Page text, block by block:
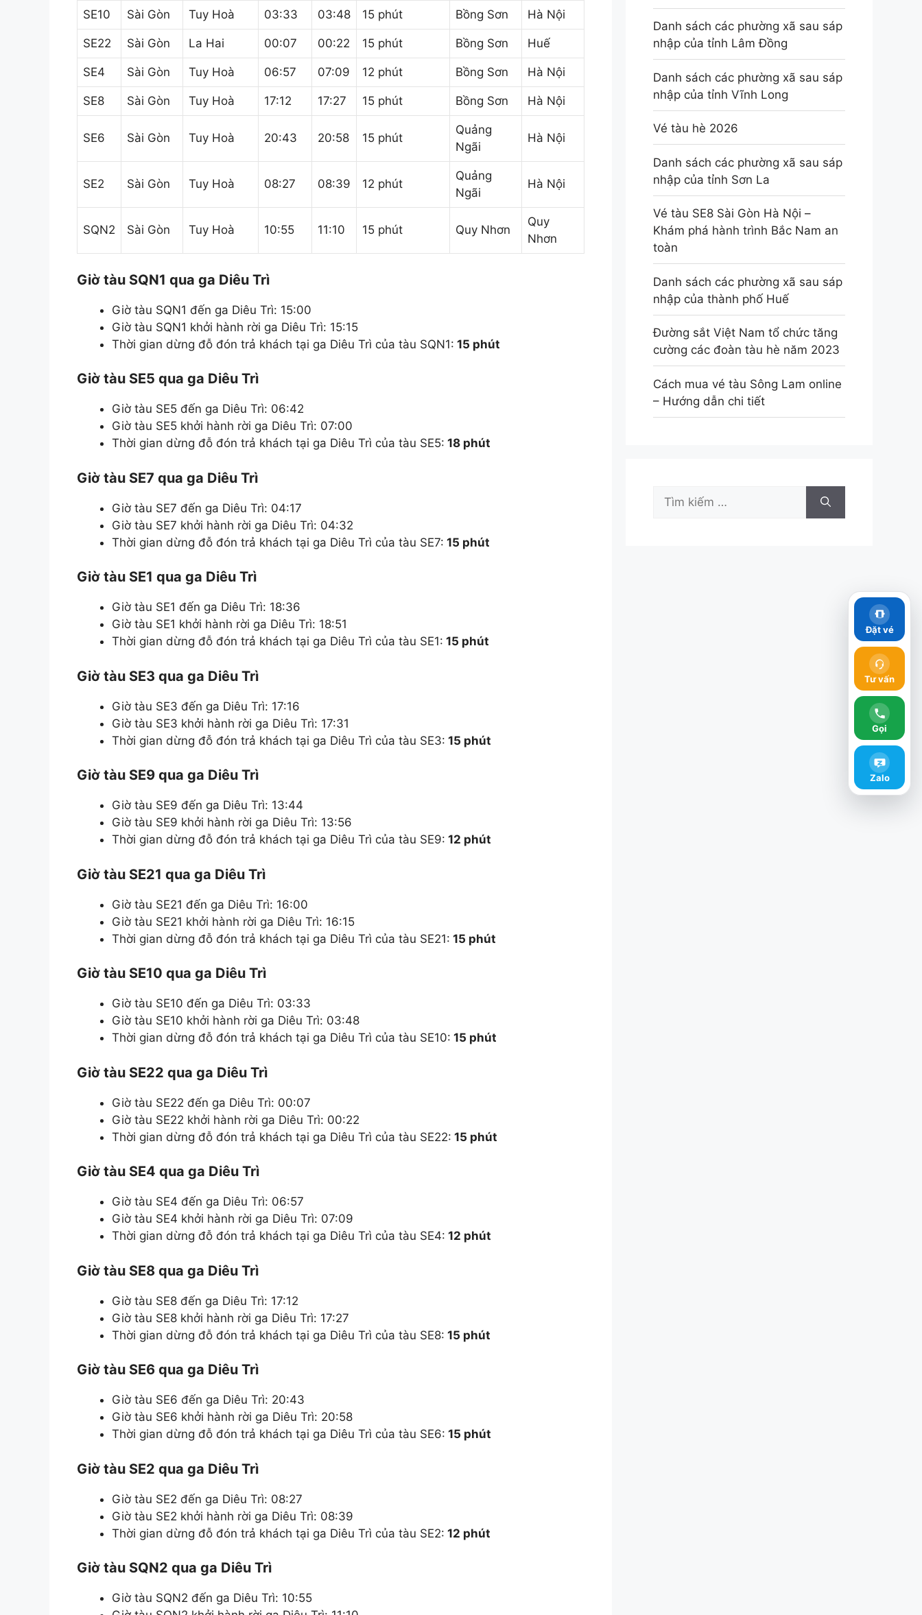
SE10 Sài Gòn Tuy Hoà 03:33 03:48 15 phút Bồng Sơn Hà Nội
SE22 Sài Gòn La Hai 00:07 00:22 15 phút Bồng Sơn Huế
SE4 Sài Gòn Tuy Hoà 06:57 07:09 12 phút Bồng Sơn Hà Nội
SE8 Sài Gòn Tuy Hoà 17:12 17:27 15 phút Bồng Sơn Hà Nội
SE6 Sài Gòn Tuy Hoà 20:43 20:58 15 phút
Quảng
Ngãi
Hà Nội
SE2 Sài Gòn Tuy Hoà 08:27 08:39 12 phút
Quảng
Ngãi
Hà Nội
SQN2 Sài Gòn Tuy Hoà 10:55 11:10 15 phút Quy Nhơn
Quy
Nhơn
Giờ tàu SQN1 qua ga Diêu Trì
Giờ tàu SQN1 đến ga Diêu Trì: 15:00
Giờ tàu SQN1 khởi hành rời ga Diêu Trì: 15:15
Thời gian dừng đỗ đón trả khách tại ga Diêu Trì của tàu SQN1: 15 phút
Giờ tàu SE5 qua ga Diêu Trì
Giờ tàu SE5 đến ga Diêu Trì: 06:42
Giờ tàu SE5 khởi hành rời ga Diêu Trì: 07:00
Thời gian dừng đỗ đón trả khách tại ga Diêu Trì của tàu SE5: 18 phút
Giờ tàu SE7 qua ga Diêu Trì
Giờ tàu SE7 đến ga Diêu Trì: 04:17
Giờ tàu SE7 khởi hành rời ga Diêu Trì: 04:32
Thời gian dừng đỗ đón trả khách tại ga Diêu Trì của tàu SE7: 15 phút
Giờ tàu SE1 qua ga Diêu Trì
Giờ tàu SE1 đến ga Diêu Trì: 18:36
Giờ tàu SE1 khởi hành rời ga Diêu Trì: 18:51
Thời gian dừng đỗ đón trả khách tại ga Diêu Trì của tàu SE1: 15 phút
Giờ tàu SE3 qua ga Diêu Trì
Giờ tàu SE3 đến ga Diêu Trì: 17:16
Giờ tàu SE3 khởi hành rời ga Diêu Trì: 17:31
Thời gian dừng đỗ đón trả khách tại ga Diêu Trì của tàu SE3: 15 phút
Giờ tàu SE9 qua ga Diêu Trì
Giờ tàu SE9 đến ga Diêu Trì: 13:44
Giờ tàu SE9 khởi hành rời ga Diêu Trì: 13:56
Thời gian dừng đỗ đón trả khách tại ga Diêu Trì của tàu SE9: 12 phút
Giờ tàu SE21 qua ga Diêu Trì
Giờ tàu SE21 đến ga Diêu Trì: 16:00
Giờ tàu SE21 khởi hành rời ga Diêu Trì: 16:15
Thời gian dừng đỗ đón trả khách tại ga Diêu Trì của tàu SE21: 15 phút
Giờ tàu SE10 qua ga Diêu Trì
Giờ tàu SE10 đến ga Diêu Trì: 03:33
Giờ tàu SE10 khởi hành rời ga Diêu Trì: 03:48
Thời gian dừng đỗ đón trả khách tại ga Diêu Trì của tàu SE10: 15 phút
Giờ tàu SE22 qua ga Diêu Trì
Giờ tàu SE22 đến ga Diêu Trì: 00:07
Giờ tàu SE22 khởi hành rời ga Diêu Trì: 00:22
Thời gian dừng đỗ đón trả khách tại ga Diêu Trì của tàu SE22: 15 phút
Giờ tàu SE4 qua ga Diêu Trì
Giờ tàu SE4 đến ga Diêu Trì: 06:57
Giờ tàu SE4 khởi hành rời ga Diêu Trì: 07:09
Thời gian dừng đỗ đón trả khách tại ga Diêu Trì của tàu SE4: 12 phút
Giờ tàu SE8 qua ga Diêu Trì
Giờ tàu SE8 đến ga Diêu Trì: 17:12
Giờ tàu SE8 khởi hành rời ga Diêu Trì: 17:27
Thời gian dừng đỗ đón trả khách tại ga Diêu Trì của tàu SE8: 15 phút
Giờ tàu SE6 qua ga Diêu Trì
Giờ tàu SE6 đến ga Diêu Trì: 20:43
Giờ tàu SE6 khởi hành rời ga Diêu Trì: 20:58
Thời gian dừng đỗ đón trả khách tại ga Diêu Trì của tàu SE6: 15 phút
Giờ tàu SE2 qua ga Diêu Trì
Giờ tàu SE2 đến ga Diêu Trì: 08:27
Giờ tàu SE2 khởi hành rời ga Diêu Trì: 08:39
Thời gian dừng đỗ đón trả khách tại ga Diêu Trì của tàu SE2: 12 phút
Giờ tàu SQN2 qua ga Diêu Trì
Giờ tàu SQN2 đến ga Diêu Trì: 10:55
Danh sách các phường xã sau sáp
nhập của tỉnh Lâm Đồng
Danh sách các phường xã sau sáp
nhập của tỉnh Vĩnh Long
Vé tàu hè 2026
Danh sách các phường xã sau sáp
nhập của tỉnh Sơn La
Vé tàu SE8 Sài Gòn Hà Nội –
Khám phá hành trình Bắc Nam an
toàn
Danh sách các phường xã sau sáp
nhập của thành phố Huế
Đường sắt Việt Nam tổ chức tăng
cường các đoàn tàu hè năm 2023
Cách mua vé tàu Sông Lam online
– Hướng dẫn chi tiết
Tìm
kiếm
Đặt vé
Tư vấn
Gọi
Zalo